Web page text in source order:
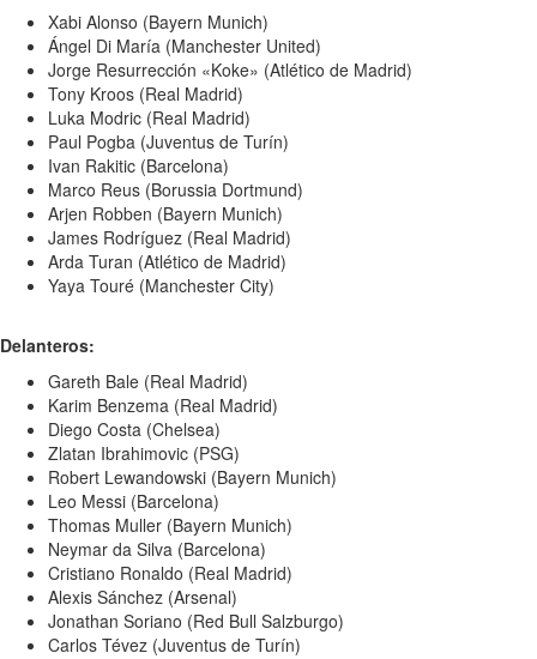
Xabi Alonso (Bayern Munich)
Ángel Di María (Manchester United)
Jorge Resurrección «Koke» (Atlético de Madrid)
Tony Kroos (Real Madrid)
Luka Modric (Real Madrid)
Paul Pogba (Juventus de Turín)
Ivan Rakitic (Barcelona)
Marco Reus (Borussia Dortmund)
Arjen Robben (Bayern Munich)
James Rodríguez (Real Madrid)
Arda Turan (Atlético de Madrid)
Yaya Touré (Manchester City)
Delanteros:
Gareth Bale (Real Madrid)
Karim Benzema (Real Madrid)
Diego Costa (Chelsea)
Zlatan Ibrahimovic (PSG)
Robert Lewandowski (Bayern Munich)
Leo Messi (Barcelona)
Thomas Muller (Bayern Munich)
Neymar da Silva (Barcelona)
Cristiano Ronaldo (Real Madrid)
Alexis Sánchez (Arsenal)
Jonathan Soriano (Red Bull Salzburgo)
Carlos Tévez (Juventus de Turín)